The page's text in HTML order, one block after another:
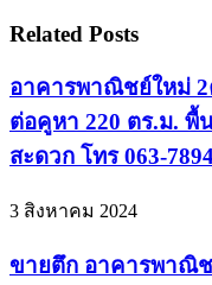
Related Posts
อาคารพาณิชย์ใหม่
ต่อคูหา 220 ตร.ม. พื้
สะดวก โทร 063-
3 สิงหาคม 2024
ขายตึก อาคารพาณิ